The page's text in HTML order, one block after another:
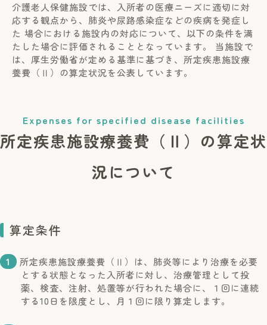
介護老人保健施設では、入所者の医療ニーズに適切に対
応する観点から、肺炎や尿路感染症などの疾病を発症し
た 場合における施設内の対応について、以下の条件を満
たした場合に評価されることとなっています。 当施設で
は、厚生労働省が定める基準に基づき、所定疾患施設療
養費（Ⅱ）の算定状況を公表しています。
Expenses for specified disease facilities
所定疾患施設療養費（Ⅱ）の算定状
況について
算定条件
1
所定疾患施設療養費（Ⅱ）は、肺炎等により治療を必要
とする状態となった入所者に対し、治療管理として投
薬、検査、注射、処置等が行われた場合に、１回に連続
する10日を限度とし、月１回に限り算定します。